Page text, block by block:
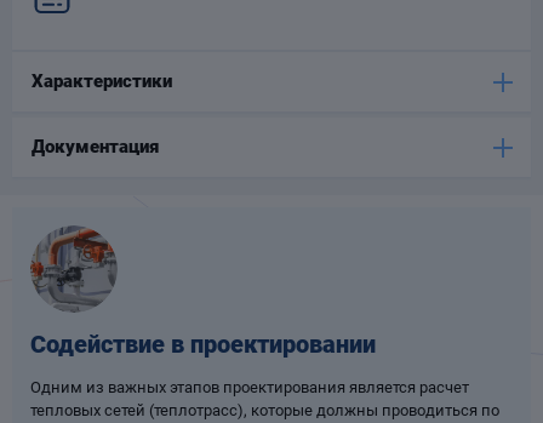
Характеристики
Документация
Содействие в проектировании
Одним из важных этапов проектирования является расчет
тепловых сетей (теплотрасс), которые должны проводиться по
Компенсаторы